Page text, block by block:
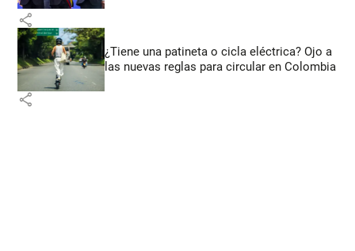
share
¿Tiene una patineta o cicla eléctrica? Ojo a
las nuevas reglas para circular en Colombia
share